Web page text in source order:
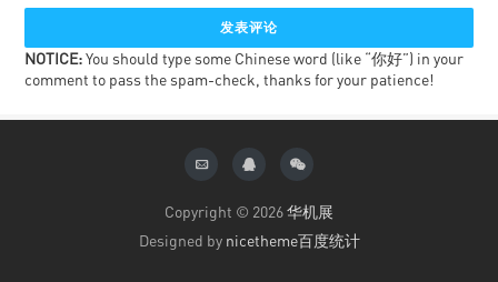
NOTICE:You should type some Chinese word (like “你好”) in your
comment to pass the spam-check, thanks for your patience!
Copyright © 2026华机展
Designed by nicetheme百度统计